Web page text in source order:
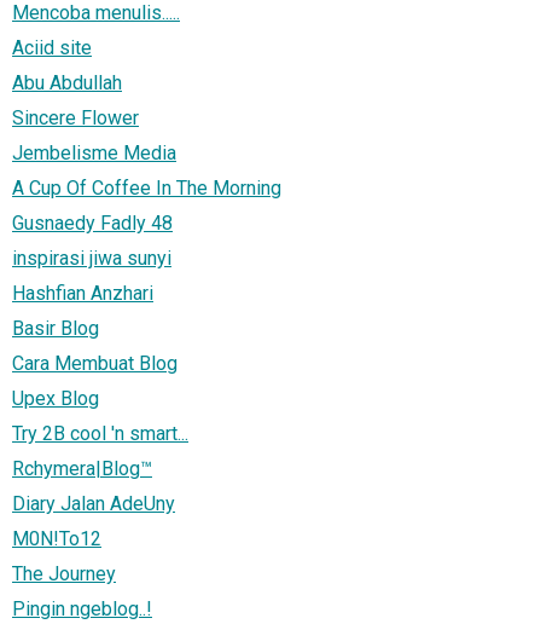
Mencoba menulis.....
Aciid site
Abu Abdullah
Sincere Flower
Jembelisme Media
A Cup Of Coffee In The Morning
Gusnaedy Fadly 48
inspirasi jiwa sunyi
Hashfian Anzhari
Basir Blog
Cara Membuat Blog
Upex Blog
Try 2B cool 'n smart...
Rchymera|Blog™
Diary Jalan AdeUny
M0N!To12
The Journey
Pingin ngeblog..!